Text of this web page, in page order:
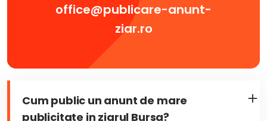
office@publicare-anunt-
ziar.ro
Cum public un anunt de mare
publicitate in ziarul Bursa?